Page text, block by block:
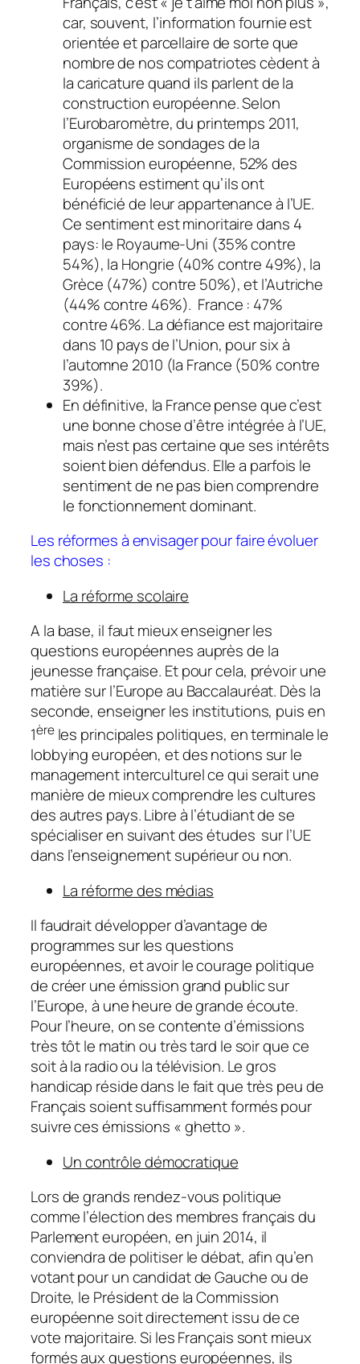
car, souvent, l’information fournie est
orientée et parcellaire de sorte que
nombre de nos compatriotes cèdent à
la caricature quand ils parlent de la
construction européenne. Selon
l’Eurobaromètre, du printemps 2011,
organisme de sondages de la
Commission européenne, 52% des
Européens estiment qu’ils ont
bénéficié de leur appartenance à l’UE.
Ce sentiment est minoritaire dans 4
pays: le Royaume-Uni (35% contre
54%), la Hongrie (40% contre 49%), la
Grèce (47%) contre 50%), et l’Autriche
(44% contre 46%). France : 47%
contre 46%. La défiance est majoritaire
dans 10 pays de l’Union, pour six à
l’automne 2010 (la France (50% contre
39%).
En définitive, la France pense que c’est
une bonne chose d’être intégrée à l’UE,
mais n’est pas certaine que ses intérêts
soient bien défendus. Elle a parfois le
sentiment de ne pas bien comprendre
le fonctionnement dominant.
Les réformes à envisager pour faire évoluer
les choses :
La réforme scolaire
A la base, il faut mieux enseigner les
questions européennes auprès de la
jeunesse française. Et pour cela, prévoir une
matière sur l’Europe au Baccalauréat. Dès la
seconde, enseigner les institutions, puis en
1èreles principales politiques, en terminale le
lobbying européen, et des notions sur le
management interculturel ce qui serait une
manière de mieux comprendre les cultures
des autres pays. Libre à l’étudiant de se
spécialiser en suivant des études sur l’UE
dans l’enseignement supérieur ou non.
La réforme des médias
Il faudrait développer d’avantage de
programmes sur les questions
européennes, et avoir le courage politique
de créer une émission grand public sur
l’Europe, à une heure de grande écoute.
Pour l’heure, on se contente d’émissions
très tôt le matin ou très tard le soir que ce
soit à la radio ou la télévision. Le gros
handicap réside dans le fait que très peu de
Français soient suffisamment formés pour
suivre ces émissions «ghetto ».
Un contrôle démocratique
Lors de grands rendez-vous politique
comme l’élection des membres français du
Parlement européen, en juin 2014, il
conviendra de politiser le débat, afin qu’en
votant pour un candidat de Gauche ou de
Droite, le Président de la Commission
européenne soit directement issu de ce
vote majoritaire. Si les Français sont mieux
formés aux questions européennes, ils